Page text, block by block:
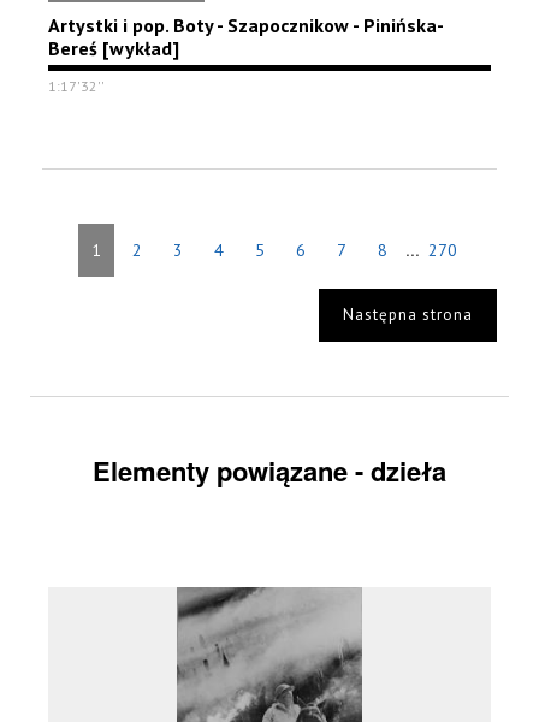
Artystki i pop. Boty - Szapocznikow - Pinińska-
Bereś [wykład]
1:17'32''
1 2 3 4 5 6 7 8 ... 270
Następna strona
Elementy powiązane - dzieła